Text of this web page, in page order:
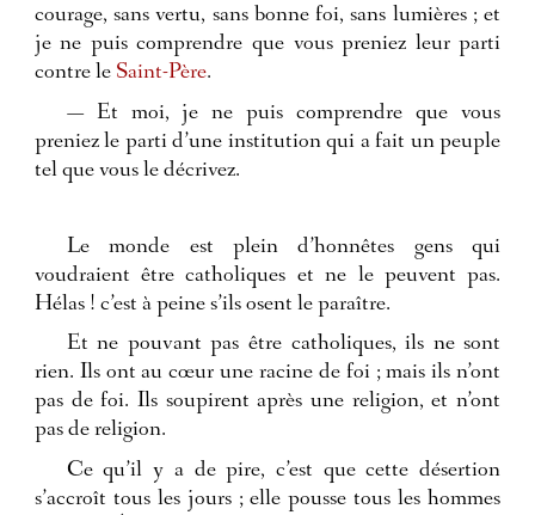
courage, sans vertu, sans bonne foi, sans lumières ; et
je ne puis comprendre que vous preniez leur parti
contre le Saint-Père.
— Et moi, je ne puis comprendre que vous
preniez le parti d’une institution qui a fait un peuple
tel que vous le décrivez.
Le monde est plein d’honnêtes gens qui
voudraient être catholiques et ne le peuvent pas.
Hélas ! c’est à peine s’ils osent le paraître.
Et ne pouvant pas être catholiques, ils ne sont
rien. Ils ont au cœur une racine de foi ; mais ils n’ont
pas de foi. Ils soupirent après une religion, et n’ont
pas de religion.
Ce qu’il y a de pire, c’est que cette désertion
s’accroît tous les jours ; elle pousse tous les hommes